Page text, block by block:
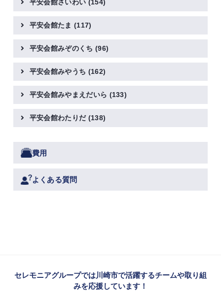
平安会館さいわい (154)
平安会館たま(117)
平安会館みぞのくち (96)
平安会館みやうち (162)
平安会館みやまえだいら (133)
平安会館わたりだ (138)
費用
よくある質問
セレモニアグループでは川崎市で活躍するチームや取り組
みを応援しています！